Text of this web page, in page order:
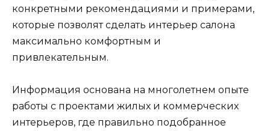
конкретными рекомендациями и примерами,
которые позволят сделать интерьер салона
максимально комфортным и
привлекательным.
Информация основана на многолетнем опыте
работы с проектами жилых и коммерческих
интерьеров, где правильно подобранное